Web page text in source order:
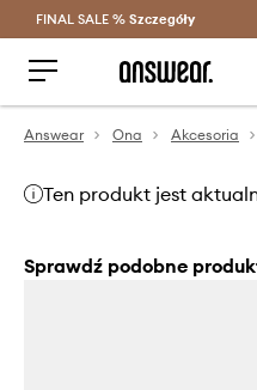
Oszczędzaj
FINAL SALE % Szczegóły
Answear Ona Akcesoria
Ten produkt jest
Sprawdź podobne